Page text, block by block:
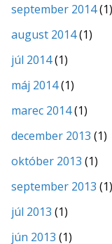
september 2014(1)
august 2014(1)
júl 2014(1)
máj 2014(1)
marec 2014(1)
december 2013 (1)
október 2013 (1)
september 2013 (1)
júl 2013 (1)
jún 2013 (1)